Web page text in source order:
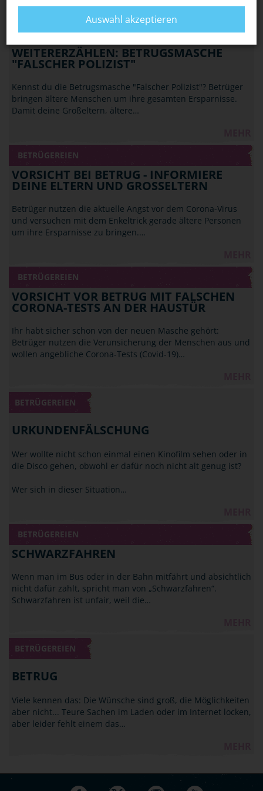
BETRÜGEREIEN
WEITERERZÄHLEN: BETRUGSMASCHE
"FALSCHER POLIZIST"
Kennst du die Betrugsmasche "Falscher Polizist"? Betrüger
bringen ältere Menschen um ihre gesamten Ersparnisse.
Damit deine Großeltern, ältere…
BETRÜGEREIEN
VORSICHT BEI BETRUG - INFORMIERE
DEINE ELTERN UND GROSSELTERN
Betrüger nutzen die aktuelle Angst vor dem Corona-Virus
und versuchen mit dem Enkeltrick gerade ältere Personen
um ihre Ersparnisse zu bringen.…
BETRÜGEREIEN
VORSICHT VOR BETRUG MIT FALSCHEN
CORONA-TESTS AN DER HAUSTÜR
Ihr habt sicher schon von der neuen Masche gehört:
Betrüger nutzen die Verunsicherung der Menschen aus und
wollen angebliche Corona-Tests (Covid-19)…
BETRÜGEREIEN
URKUNDENFÄLSCHUNG
Wer wollte nicht schon einmal einen Kinofilm sehen oder in
die Disco gehen, obwohl er dafür noch nicht alt genug ist?
Wer sich in dieser Situation…
BETRÜGEREIEN
SCHWARZFAHREN
Wenn man im Bus oder in der Bahn mitfährt und absichtlich
nicht dafür zahlt, spricht man von „Schwarzfahren“.
Schwarzfahren ist unfair, weil die…
BETRÜGEREIEN
BETRUG
Viele kennen das: Die Wünsche sind groß, die Möglichkeiten
aber nicht... Teure Sachen im Laden oder im Internet locken,
aber leider fehlt einem das…
Auswahl akzeptieren